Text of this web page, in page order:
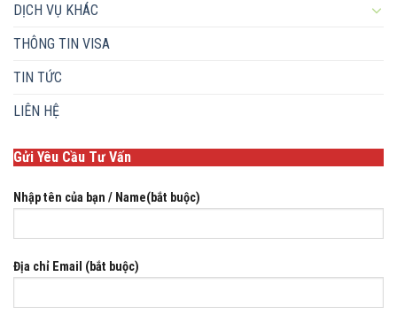
DỊCH VỤ KHÁC
THÔNG TIN VISA
TIN TỨC
LIÊN HỆ
Gửi Yêu Cầu Tư Vấn
Nhập tên của bạn / Name(bắt buộc)
Địa chỉ Email (bắt buộc)